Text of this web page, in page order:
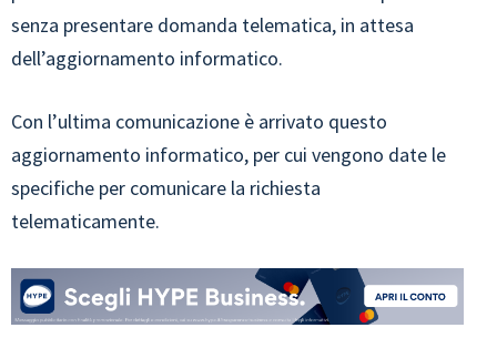
senza presentare domanda telematica, in attesa
dell’aggiornamento informatico.
Con l’ultima comunicazione è arrivato questo
aggiornamento informatico, per cui vengono date le
specifiche per comunicare la richiesta
telematicamente.